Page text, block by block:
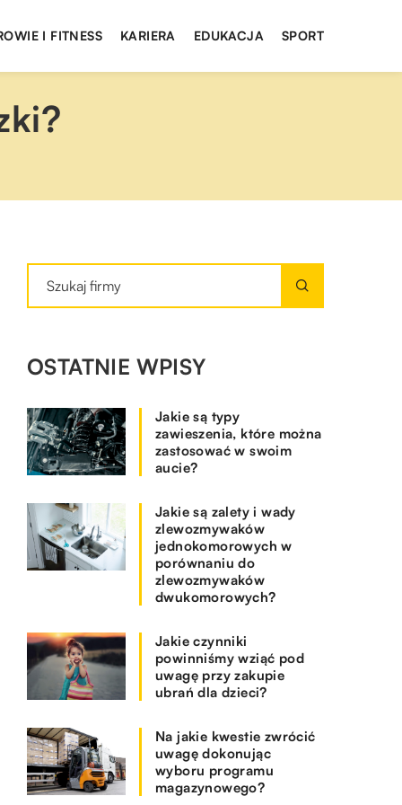
I FITNESS KARIERA EDUKACJA SPORT
OSTATNIE WPISY
Jakie są typy
zawieszenia, które można
zastosować w swoim
aucie?
Jakie są zalety i wady
zlewozmywaków
jednokomorowych w
porównaniu do
zlewozmywaków
dwukomorowych?
Jakie czynniki
powinniśmy wziąć pod
uwagę przy zakupie
ubrań dla dzieci?
Na jakie kwestie zwrócić
uwagę dokonując
wyboru programu
magazynowego?